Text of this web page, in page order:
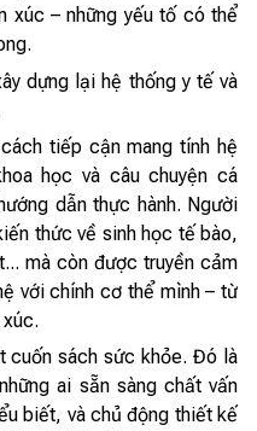
xúc – những yếu tố có thể
dựng lại hệ thống y tế và
tiếp cận mang tính hệ
học và câu chuyện cá
dẫn thực hành. Người
thức về sinh học tế bào,
mà còn được truyền cảm
với chính cơ thể mình – từ
cuốn sách sức khỏe. Đó là
ai sẵn sàng chất vấn
biết, và chủ động thiết kế